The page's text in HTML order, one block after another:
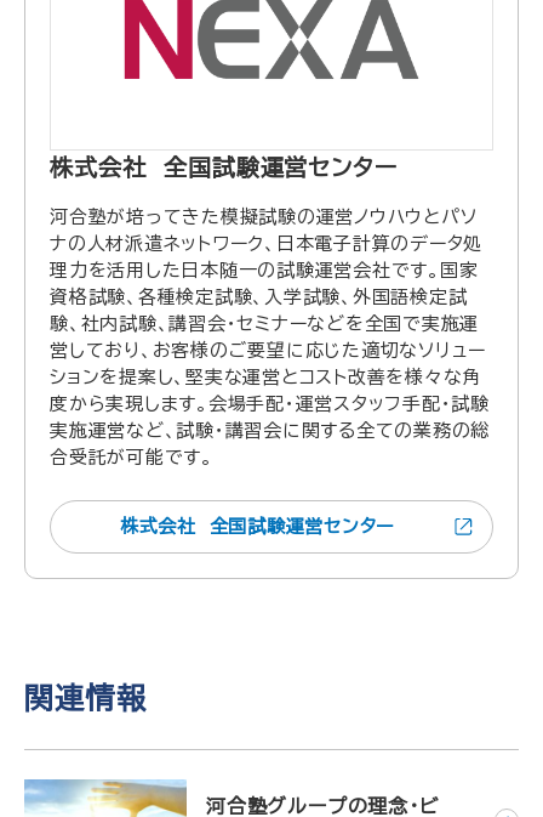
株式会社 全国試験運営センター
河合塾が培ってきた模擬試験の運営ノウハウとパソ
ナの人材派遣ネットワーク、日本電子計算のデータ処
理力を活用した日本随一の試験運営会社です。国家
資格試験、各種検定試験、入学試験、外国語検定試
験、社内試験、講習会・セミナーなどを全国で実施運
営しており、お客様のご要望に応じた適切なソリュー
ションを提案し、堅実な運営とコスト改善を様々な角
度から実現します。会場手配・運営スタッフ手配・試験
実施運営など、試験・講習会に関する全ての業務の総
合受託が可能です。
株式会社 全国試験運営センター
関連情報
河合塾グループの理念・ビ